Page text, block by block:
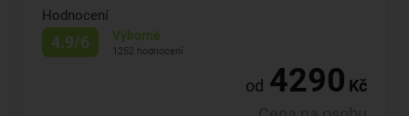
Hodnocení
4.9/6 Výborné
1252 hodnocení
od 4290 Kč